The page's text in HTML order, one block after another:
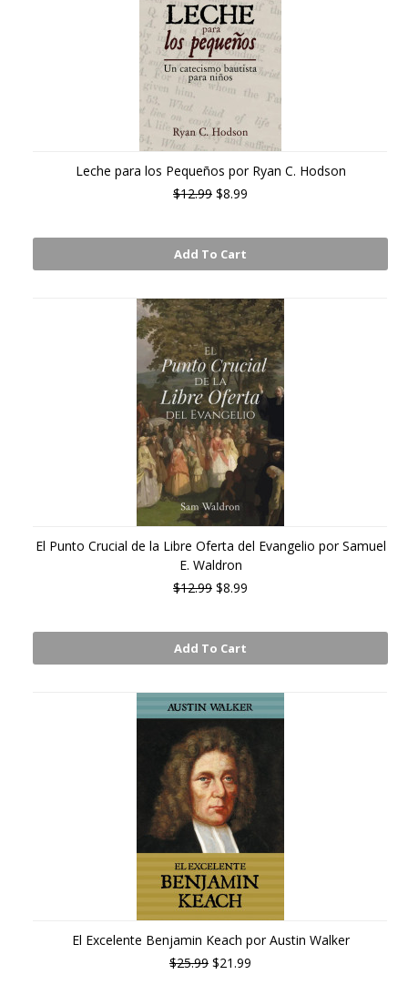
Leche para los Pequeños por Ryan C. Hodson
$12.99 $8.99
Add To Cart
El Punto Crucial de la Libre Oferta del Evangelio por Samuel
E. Waldron
$12.99 $8.99
Add To Cart
El Excelente Benjamin Keach por Austin Walker
$25.99 $21.99